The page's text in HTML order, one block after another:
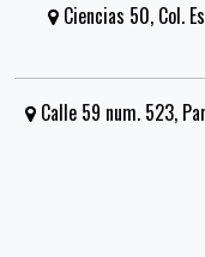
Ciencias 50, Col.
Calle 59 num. 523,